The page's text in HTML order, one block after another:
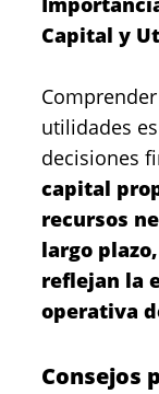
Capital y
utilidades
decisiones
capital
recursos
largo
reflejan la
operativa
Consejos